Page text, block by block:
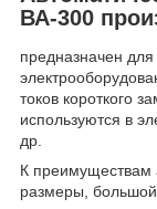
ВА-300
предназначен
токов короткого
используются в
др.
К преимуществам
размеры,